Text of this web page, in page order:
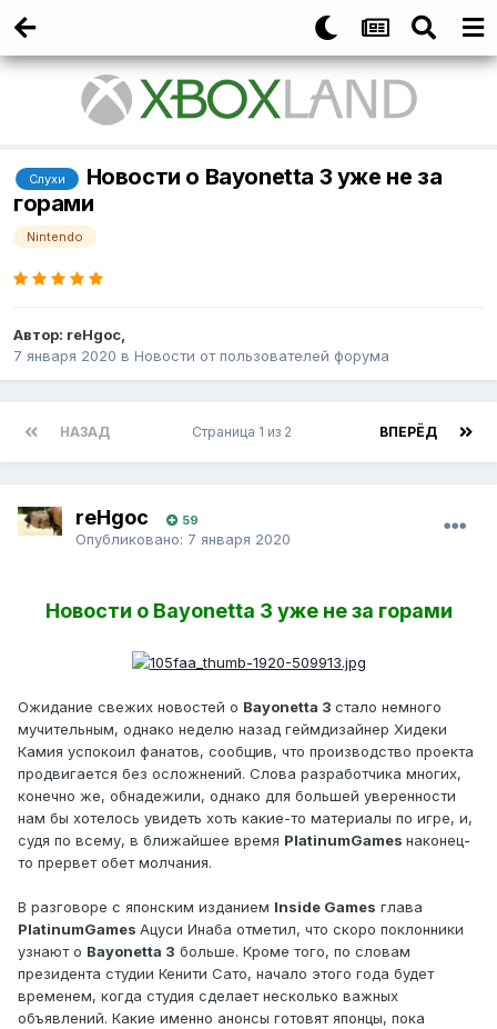
Слухи
Новости о Bayonetta 3 уже не за
горами
Nintendo
Автор: reHgoc,
7 января 2020 в Новости от пользователей форума
НАЗАД ВПЕРЁД
Страница 1 из 2
reHgoc 59
Опубликовано: 7 января 2020
Новости о Bayonetta 3 уже не за горами
Ожидание свежих новостей о Bayonetta 3 стало немного
мучительным, однако неделю назад геймдизайнер Хидеки
Камия успокоил фанатов, сообщив, что производство проекта
продвигается без осложнений. Слова разработчика многих,
конечно же, обнадежили, однако для большей уверенности
нам бы хотелось увидеть хоть какие-то материалы по игре, и,
судя по всему, в ближайшее время PlatinumGames наконец-
то прервет обет молчания.
В разговоре с японским изданием Inside Games глава
PlatinumGames Ацуси Инаба отметил, что скоро поклонники
узнают о Bayonetta 3 больше. Кроме того, по словам
президента студии Кенити Сато, начало этого года будет
временем, когда студия сделает несколько важных
объявлений. Какие именно анонсы готовят японцы, пока